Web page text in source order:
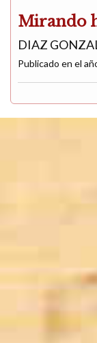
Mirando
DIAZ
Publicado en el